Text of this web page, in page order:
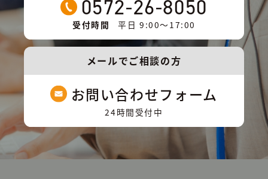
0572-26-8050
受付時間 平日 9:00〜17:00
メールでご相談の方
お問い合わせフォーム
24時間受付中